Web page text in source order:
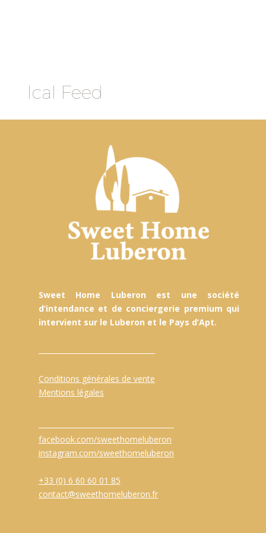
Ical Feed
Sweet Home Luberon est une société
d’intendance et de conciergerie premium qui
intervient sur le Luberon et le Pays d’Apt.
Conditions générales de vente
Mentions légales
facebook.com/sweethomeluberon
instagram.com/sweethomeluberon
+33 (0) 6 60 60 01 85
contact@sweethomeluberon.fr